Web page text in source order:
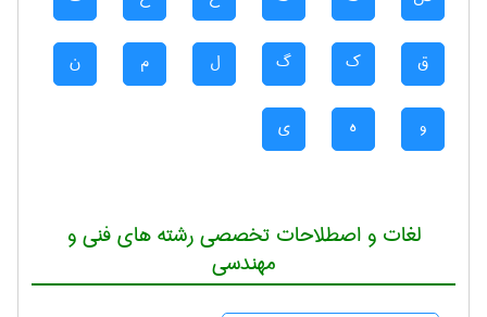
ق ک گ ل م ن
و ه ی
لغات و اصطلاحات تخصصی رشته های فنی و
مهندسی